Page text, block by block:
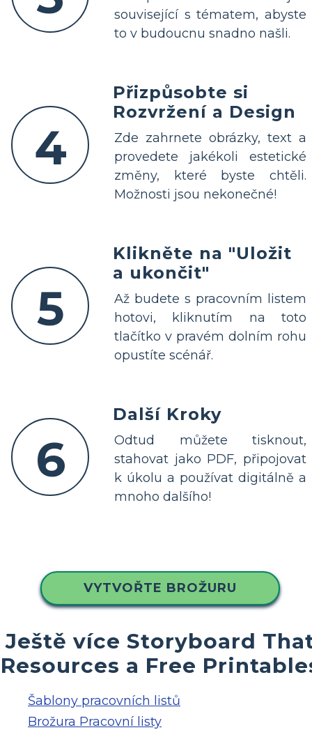
související s tématem, abyste
to v budoucnu snadno našli.
4
Přizpůsobte si
Rozvržení a Design
Zde zahrnete obrázky, text a
provedete jakékoli estetické
změny, které byste chtěli.
Možnosti jsou nekonečné!
5
Klikněte na "Uložit
a ukončit"
Až budete s pracovním listem
hotovi, kliknutím na toto
tlačítko v pravém dolním rohu
opustíte scénář.
6
Další Kroky
Odtud můžete tisknout,
stahovat jako PDF, připojovat
k úkolu a používat digitálně a
mnoho dalšího!
VYTVOŘTE BROŽURU
Ještě více Storyboard
Resources a Free
Šablony pracovních listů
Brožura Pracovní listy